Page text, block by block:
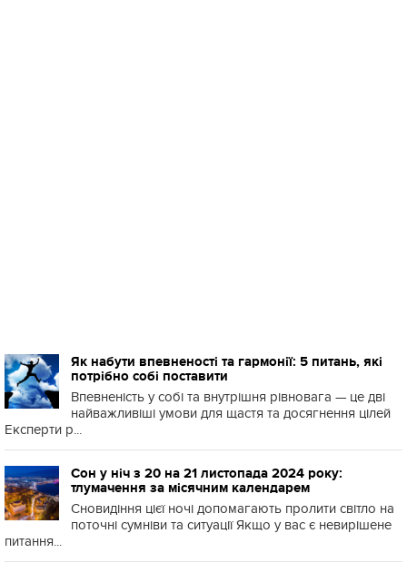
Як набути впевненості та гармонії: 5 питань, які
потрібно собі поставити
Впевненість у собі та внутрішня рівновага — це дві
найважливіші умови для щастя та досягнення цілей
Експерти р...
Сон у ніч з 20 на 21 листопада 2024 року:
тлумачення за місячним календарем
Сновидіння цієї ночі допомагають пролити світло на
поточні сумніви та ситуації Якщо у вас є невирішене
питання...